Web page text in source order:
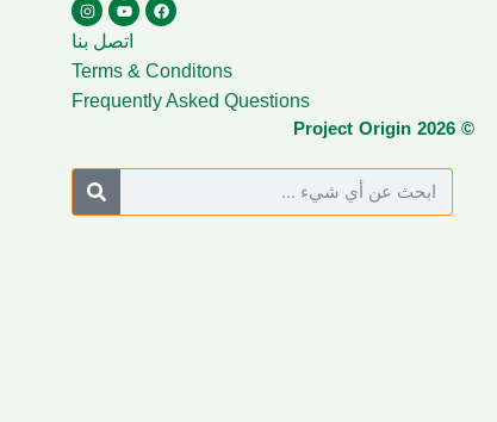
اتصل بنا
Terms & Conditons
Frequently Asked Questions
© Project Origin 2026